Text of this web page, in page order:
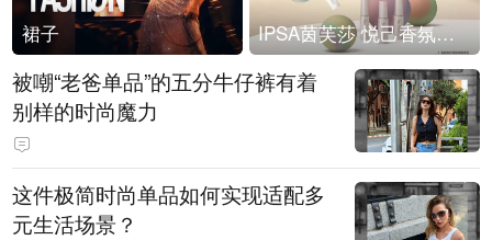
裙子 IPSA茵芙莎 悦己香氛凝露上市
被嘲“老爸单品”的五分牛仔裤有着
别样的时尚魔力
这件极简时尚单品如何实现适配多
元生活场景？